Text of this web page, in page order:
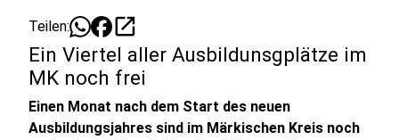
Teilen: open_in_new
Ein Viertel aller Ausbildunsgplätze im
MK noch frei
Einen Monat nach dem Start des neuen
Ausbildungsjahres sind im Märkischen Kreis noch